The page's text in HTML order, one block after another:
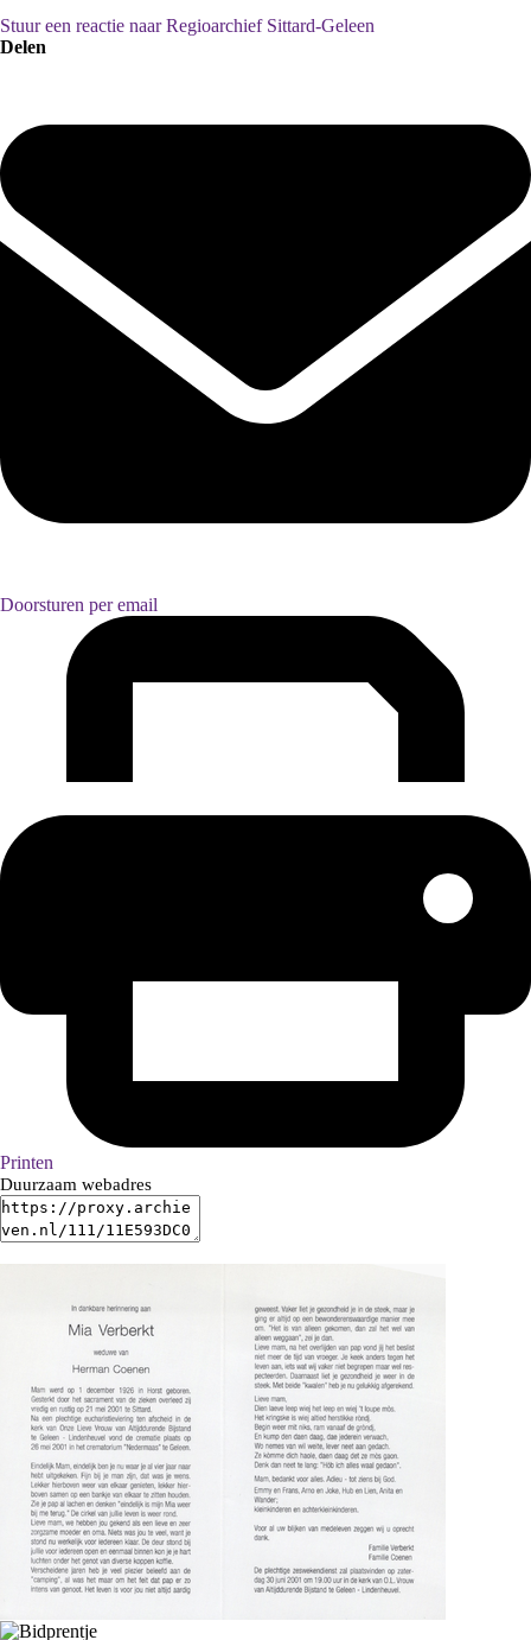
Stuur een reactie naar Regioarchief Sittard-Geleen
Delen
Doorsturen per email
Printen
Duurzaam webadres